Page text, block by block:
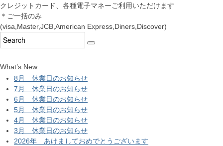
クレジットカード、各種電子マネーご利用いただけます
＊ご一括のみ
(visa,Master,JCB,American Express,Diners,Discover)
What’s New
8月 休業日のお知らせ
7月 休業日のお知らせ
6月 休業日のお知らせ
5月 休業日のお知らせ
4月 休業日のお知らせ
3月 休業日のお知らせ
2026年 あけましておめでとうございます